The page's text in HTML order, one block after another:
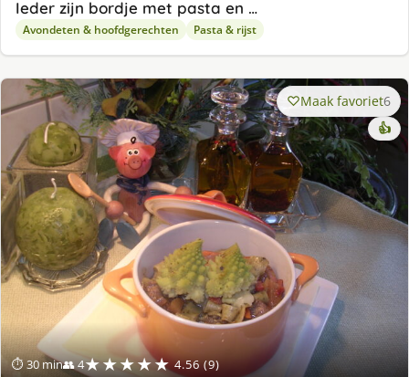
Ieder zijn bordje met pasta en …
Avondeten & hoofdgerechten Pasta & rijst
⏱ 30 min👥 4★★★★★ 4.56 (9)
Maak favoriet6
👍